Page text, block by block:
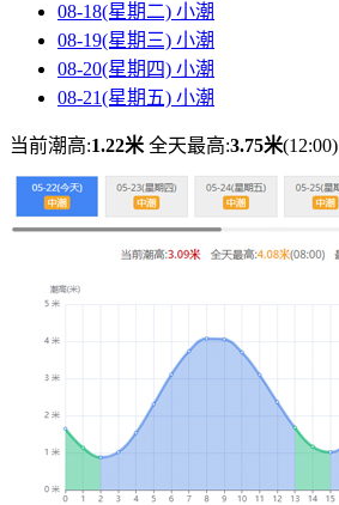
08-18(星期二) 小潮
08-19(星期三) 小潮
08-20(星期四) 小潮
08-21(星期五) 小潮
当前潮高:1.22米 全天最高:3.75米(12:00)